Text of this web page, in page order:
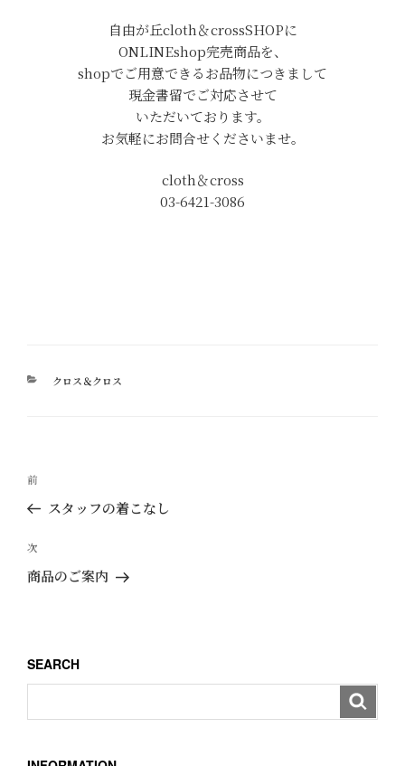
自由が丘cloth＆crossSHOPに
ONLINEshop完売商品を、
shopでご用意できるお品物につきまして
現金書留でご対応させて
いただいております。
お気軽にお問合せくださいませ。
cloth＆cross
03-6421-3086
カ
クロス＆クロス
投
ナ
ビ
ゲ
ン
過
去
投
稿
前
スタッフの着こなし
次
の
次
商品のご案内
SEARCH